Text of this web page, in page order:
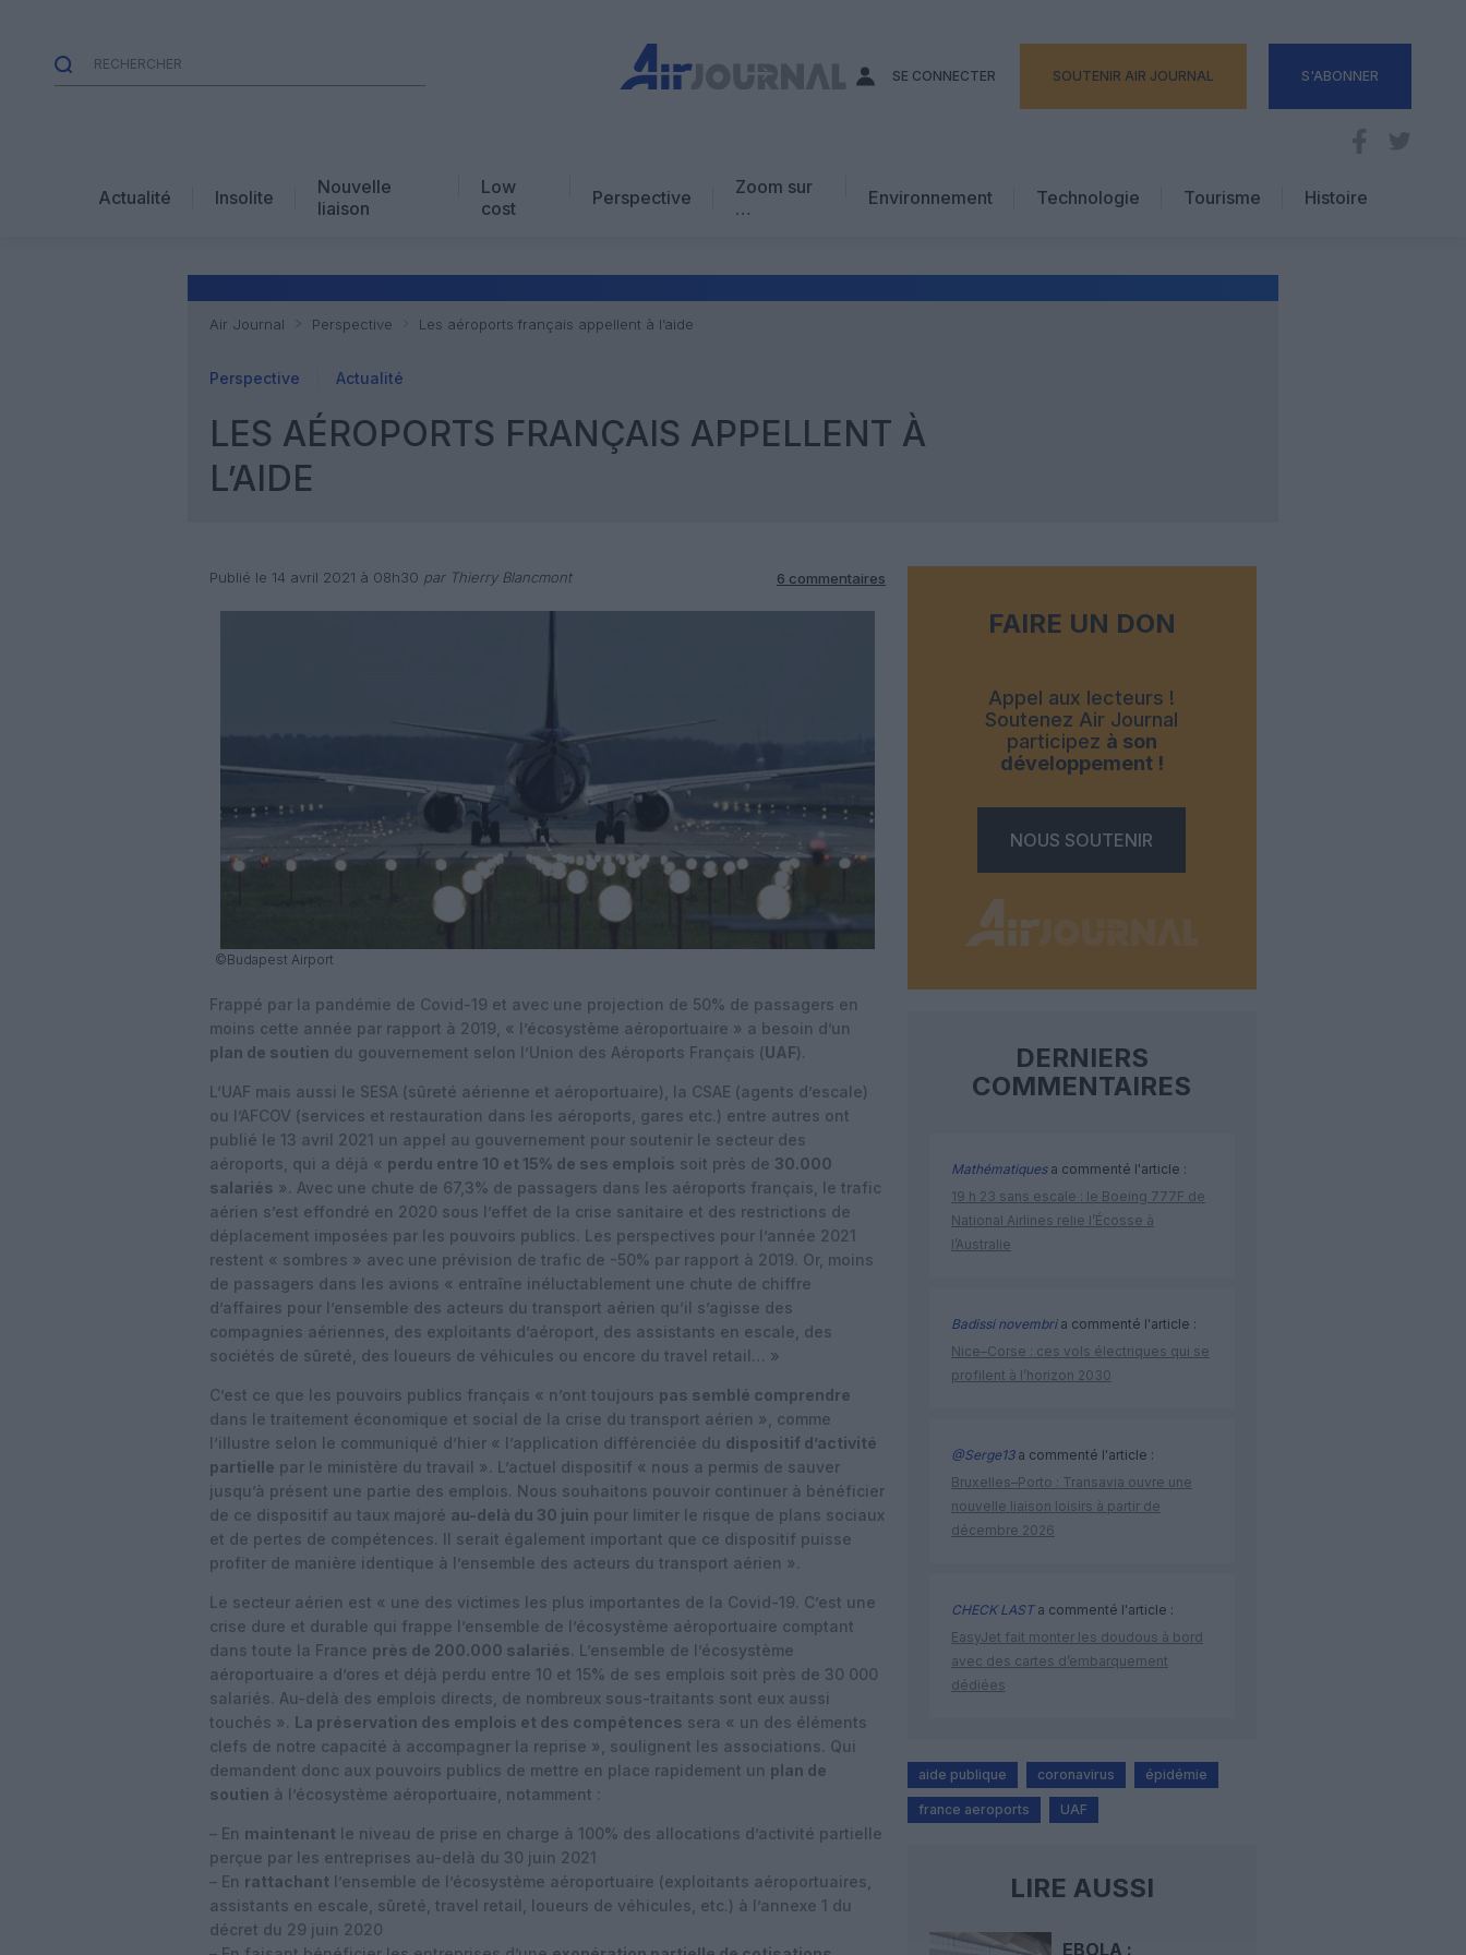
SE CONNECTER SOUTENIR AIR JOURNAL S'ABONNER
Actualité Insolite
Nouvelle
liaison
Low
cost
Perspective
Zoom sur
…
Environnement Technologie
Tourisme
Hôtellerie
Histoire
Air Journal Perspective Les aéroports français appellent à l’aide
Perspective Actualité
LES AÉROPORTS FRANÇAIS APPELLENT À
L’AIDE
Publié le 14 avril 2021 à 08h30 par Thierry Blancmont 6 commentaires
©Budapest Airport
Frappé par la pandémie de Covid-19 et avec une projection de 50% de passagers en
moins cette année par rapport à 2019, « l’écosystème aéroportuaire » a besoin d’un
plan de soutien du gouvernement selon l’Union des Aéroports Français (UAF).
L’UAF mais aussi le SESA (sûreté aérienne et aéroportuaire), la CSAE (agents d’escale)
ou l’AFCOV (services et restauration dans les aéroports, gares etc.) entre autres ont
publié le 13 avril 2021 un appel au gouvernement pour soutenir le secteur des
aéroports, qui a déjà « perdu entre 10 et 15% de ses emplois soit près de 30.000
salariés ». Avec une chute de 67,3% de passagers dans les aéroports français, le trafic
aérien s’est effondré en 2020 sous l’effet de la crise sanitaire et des restrictions de
déplacement imposées par les pouvoirs publics. Les perspectives pour l’année 2021
restent « sombres » avec une prévision de trafic de -50% par rapport à 2019. Or, moins
de passagers dans les avions « entraîne inéluctablement une chute de chiffre
d’affaires pour l’ensemble des acteurs du transport aérien qu’il s’agisse des
compagnies aériennes, des exploitants d’aéroport, des assistants en escale, des
sociétés de sûreté, des loueurs de véhicules ou encore du travel retail… »
C’est ce que les pouvoirs publics français « n’ont toujours pas semblé comprendre
dans le traitement économique et social de la crise du transport aérien », comme
l’illustre selon le communiqué d’hier « l’application différenciée du dispositif d’activité
partielle par le ministère du travail ». L’actuel dispositif « nous a permis de sauver
jusqu’à présent une partie des emplois. Nous souhaitons pouvoir continuer à bénéficier
de ce dispositif au taux majoré au-delà du 30 juin pour limiter le risque de plans sociaux
et de pertes de compétences. Il serait également important que ce dispositif puisse
profiter de manière identique à l’ensemble des acteurs du transport aérien ».
Le secteur aérien est « une des victimes les plus importantes de la Covid-19. C’est une
crise dure et durable qui frappe l’ensemble de l’écosystème aéroportuaire comptant
dans toute la France près de 200.000 salariés. L’ensemble de l’écosystème
aéroportuaire a d’ores et déjà perdu entre 10 et 15% de ses emplois soit près de 30 000
salariés. Au-delà des emplois directs, de nombreux sous-traitants sont eux aussi
touchés ». La préservation des emplois et des compétences sera « un des éléments
clefs de notre capacité à accompagner la reprise », soulignent les associations. Qui
demandent donc aux pouvoirs publics de mettre en place rapidement un plan de
soutien à l’écosystème aéroportuaire, notamment :
– En maintenant le niveau de prise en charge à 100% des allocations d’activité partielle
perçue par les entreprises au-delà du 30 juin 2021
– En rattachant l’ensemble de l’écosystème aéroportuaire (exploitants aéroportuaires,
assistants en escale, sûreté, travel retail, loueurs de véhicules, etc.) à l’annexe 1 du
décret du 29 juin 2020
FAIRE UN DON
Appel aux lecteurs !
Soutenez Air Journal
participez à son
développement !
NOUS SOUTENIR
DERNIERS
COMMENTAIRES
Mathématiquesa commenté l'article :
19 h 23 sans escale : le Boeing 777F de
National Airlines relie l’Écosse à
l’Australie
Badissi novembria commenté l'article :
Nice–Corse : ces vols électriques qui se
profilent à l’horizon 2030
@Serge13a commenté l'article :
Bruxelles–Porto : Transavia ouvre une
nouvelle liaison loisirs à partir de
décembre 2026
CHECK LASTa commenté l'article :
EasyJet fait monter les doudous à bord
avec des cartes d’embarquement
dédiées
aide publique coronavirus épidémie
france aeroports UAF
LIRE AUSSI
EBOLA :